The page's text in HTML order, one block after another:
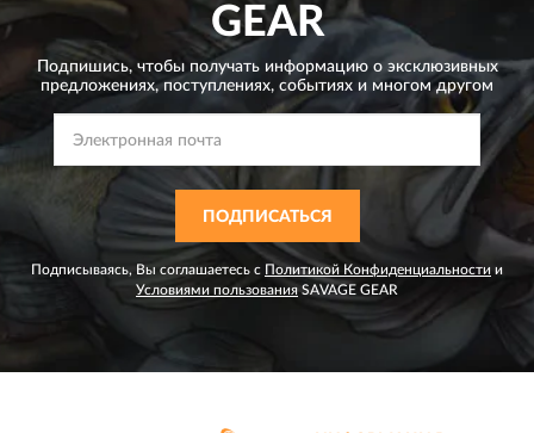
GEAR
Подпишись, чтобы получать информацию о эксклюзивных
предложениях,поступлениях, событиях и многом другом
ПОДПИСАТЬСЯ
Подписываясь, Вы соглашаетесь с Политикой Конфиденциальности и
Условиями пользованияSAVAGE GEAR